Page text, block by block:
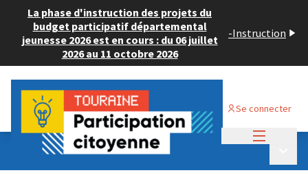
La phase d'instruction des projets du
budget participatif départemental
jeunesse 2026 est en cours : du 06 juillet
2026 au 11 octobre 2026
-Instruction
Se connecter
Budget Participatif ADULTE 2024
💡 Déposer un projet